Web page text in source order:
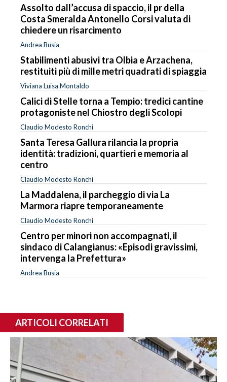
Assolto dall’accusa di spaccio, il pr della
Costa Smeralda Antonello Corsi valuta di
chiedere un risarcimento
Andrea Busia
Stabilimenti abusivi tra Olbia e Arzachena,
restituiti più di mille metri quadrati di spiaggia
Viviana Luisa Montaldo
Calici di Stelle torna a Tempio: tredici cantine
protagoniste nel Chiostro degli Scolopi
Claudio Modesto Ronchi
Santa Teresa Gallura rilancia la propria
identità: tradizioni, quartieri e memoria al
centro
Claudio Modesto Ronchi
La Maddalena, il parcheggio di via La
Marmora riapre temporaneamente
Claudio Modesto Ronchi
Centro per minori non accompagnati, il
sindaco di Calangianus: «Episodi gravissimi,
intervenga la Prefettura»
Andrea Busia
ARTICOLI CORRELATI